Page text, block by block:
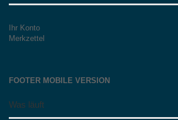
Ihr Konto
Merkzettel
FOOTER MOBILE VERSION
Was läuft